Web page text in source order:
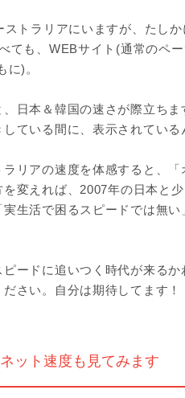
ストラリアにいますが、たし
ても、WEBサイト(通常のペ
に)。
日本＆韓国の速さが際立ち
ている間に、表示されている
リアの速度を体感すると、
変えれば、2007年の日本と
生活で困るスピードでは無
ードに追いつく時代が来る
さい。自分は期待してます！
ット速度も見てみます